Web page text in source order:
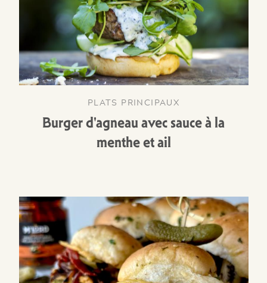
PLATS PRINCIPAUX
Burger d'agneau avec sauce à la
menthe et ail